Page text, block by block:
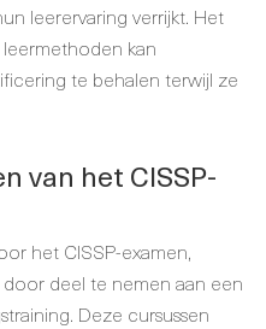
leerervaring verrijkt. Het
kan
te behalen terwijl ze
van het CISSP-
het CISSP-examen,
deel te nemen aan een
Deze cursussen